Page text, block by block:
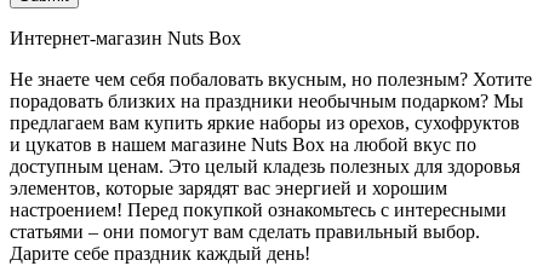
Интернет-магазин Nuts Box
Не знаете чем себя побаловать вкусным, но полезным? Хотите
порадовать близких на праздники необычным подарком? Мы
предлагаем вам купить яркие наборы из орехов, сухофруктов
и цукатов в нашем магазине Nuts Box на любой вкус по
доступным ценам. Это целый кладезь полезных для здоровья
элементов, которые зарядят вас энергией и хорошим
настроением! Перед покупкой ознакомьтесь с интересными
статьями – они помогут вам сделать правильный выбор.
Дарите себе праздник каждый день!